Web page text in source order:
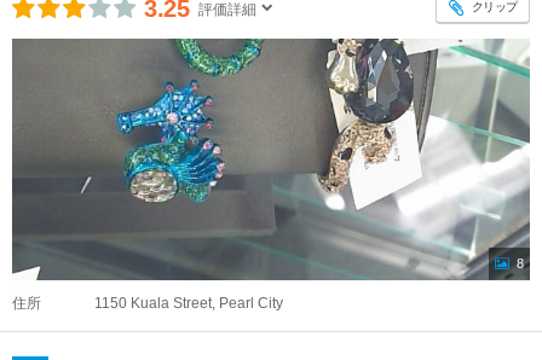
3.25 評価詳細 クリップ
8
住所 1150 Kuala Street, Pearl City